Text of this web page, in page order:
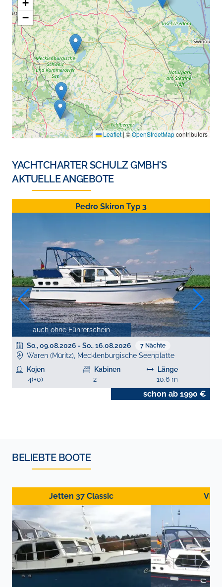
+
−
Leaflet |©OpenStreetMapcontributors
YACHTCHARTER SCHULZ GMBH'S
AKTUELLE ANGEBOTE
Pedro Skiron Typ 3
auch ohne Führerschein
So., 09.08.2026 - So., 16.08.2026 7 Nächte
Waren (Müritz), Mecklenburgische Seenplatte
Kojen
4(+0)
Kabinen
2
Länge
10.6 m
schon ab 1990 €
BELIEBTE BOOTE
Jetten 37 Classic